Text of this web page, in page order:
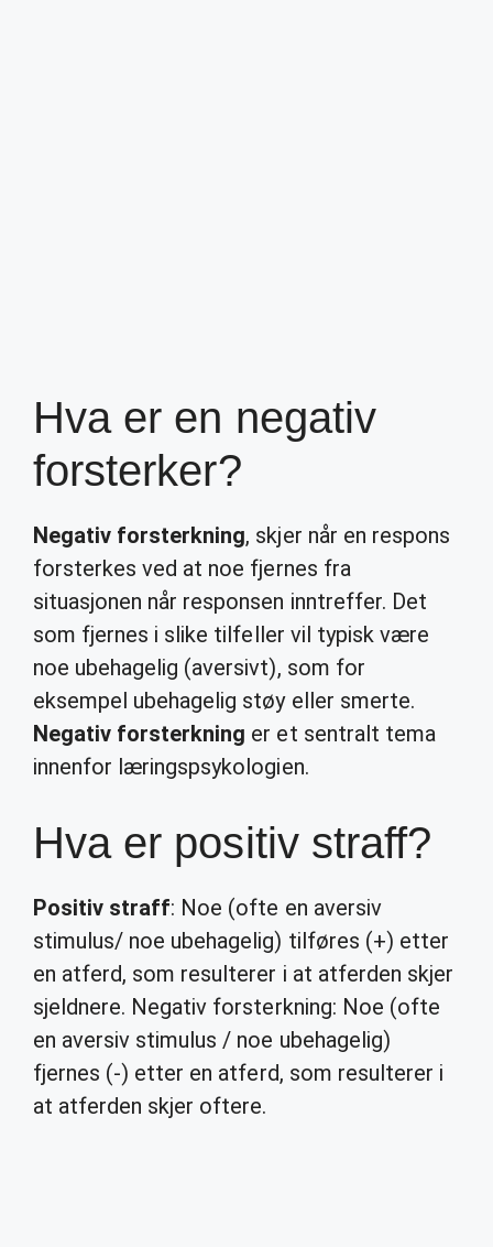
Hva er en negativ
forsterker?
Negativ forsterkning, skjer når en respons
forsterkes ved at noe fjernes fra
situasjonen når responsen inntreffer. Det
som fjernes i slike tilfeller vil typisk være
noe ubehagelig (aversivt), som for
eksempel ubehagelig støy eller smerte.
Negativ forsterkning er et sentralt tema
innenfor læringspsykologien.
Hva er positiv straff?
Positiv straff: Noe (ofte en aversiv
stimulus/ noe ubehagelig) tilføres (+) etter
en atferd, som resulterer i at atferden skjer
sjeldnere. Negativ forsterkning: Noe (ofte
en aversiv stimulus / noe ubehagelig)
fjernes (-) etter en atferd, som resulterer i
at atferden skjer oftere.